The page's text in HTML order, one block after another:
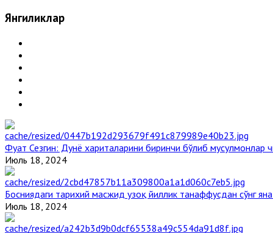
Янгиликлар
Фуат Сезгин: Дунё хариталарини биринчи бўлиб мусулмонлар
Июль 18, 2024
Босниядаги тарихий масжид узоқ йиллик танаффусдан сўнг
Июль 18, 2024